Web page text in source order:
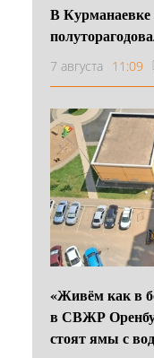
В
7 августа 11:09
«Живём как в
в СВЖР
стоят ямы с